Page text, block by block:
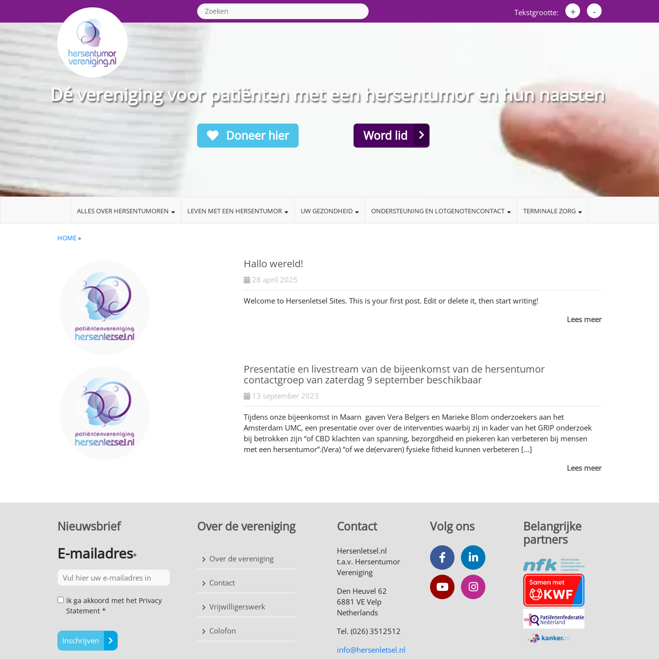
Tekstgrootte: + -
Dé vereniging voor patiënten met een hersentumor en hun naasten
Doneer hier Word lid
ALLES OVER HERSENTUMOREN LEVEN MET EEN HERSENTUMOR UW GEZONDHEID ONDERSTEUNING EN LOTGENOTENCONTACT TERMINALE ZORG
HOME»
Hallo wereld!
28 april 2025
Welcome to Hersenletsel Sites. This is your first post. Edit or delete it, then start writing!
Lees meer
Presentatie en livestream van de bijeenkomst van de hersentumor
contactgroep van zaterdag 9 september beschikbaar
13 september 2023
Tijdens onze bijeenkomst in Maarn gaven Vera Belgers en Marieke Blom onderzoekers aan het
Amsterdam UMC, een presentatie over over de interventies waarbij zij in kader van het GRIP onderzoek
bij betrokken zijn “of CBD klachten van spanning, bezorgdheid en piekeren kan verbeteren bij mensen
met een hersentumor”.(Vera) “of we de(ervaren) fysieke fitheid kunnen verbeteren […]
Lees meer
Nieuwsbrief
E-mailadres*
Ik ga akkoord met het Privacy
Statement *
Inschrijven
Over de vereniging
Over de vereniging
Contact
Vrijwilligerswerk
Colofon
Contact
Hersenletsel.nl
t.a.v. Hersentumor
Vereniging
Den Heuvel 62
6881 VE Velp
Netherlands
Tel. (026) 3512512
info@hersenletsel.nl
Volg ons
Belangrijke
partners